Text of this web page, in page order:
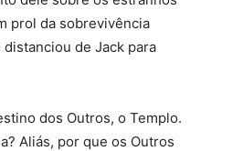
prol da sobrevivência
distanciou de Jack para
dos Outros, o Templo.
Aliás, por que os Outros